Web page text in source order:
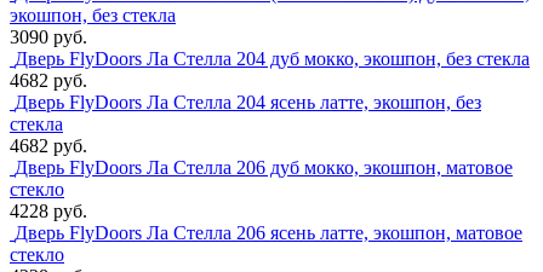
экошпон, без стекла
3090 руб.
Дверь FlyDoors Ла Стелла 204 дуб мокко, экошпон, без стекла
4682 руб.
Дверь FlyDoors Ла Стелла 204 ясень латте, экошпон, без
стекла
4682 руб.
Дверь FlyDoors Ла Стелла 206 дуб мокко, экошпон, матовое
стекло
4228 руб.
Дверь FlyDoors Ла Стелла 206 ясень латте, экошпон, матовое
стекло